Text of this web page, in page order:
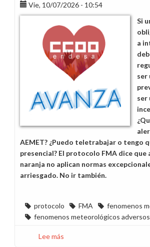
que
respuestas
Vie, 10/07/2026 - 10:54
Si
a
ser
ser
AEMET? ¿Puedo teletrabajar o tengo
presencial? El protocolo FMA dice que
naranja no aplican normas
arriesgado. No ir también.
protocolo FMA
fenomenos
fenomenos meteorológicos adversos
Lee más